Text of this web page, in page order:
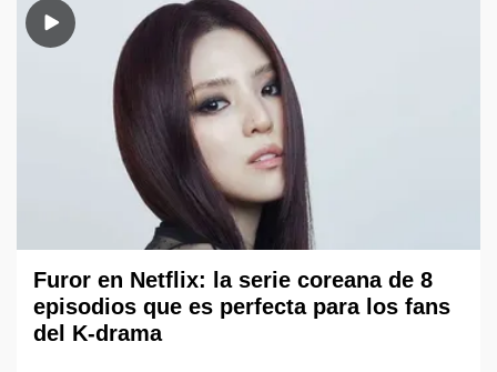
Furor en Netflix: la serie coreana de 8
episodios que es perfecta para los fans
del K-drama